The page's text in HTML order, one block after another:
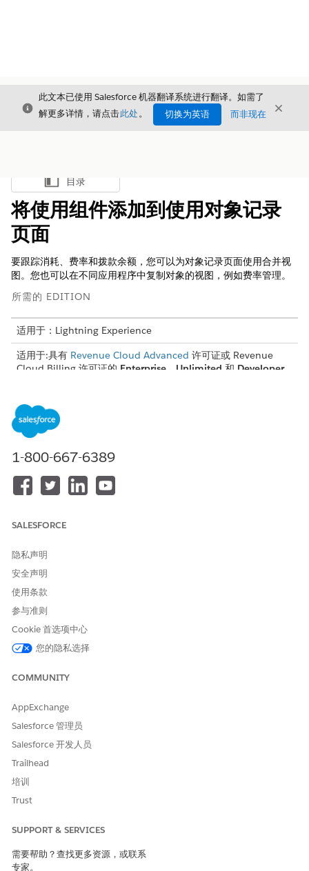
关闭
此文本已使用 Salesforce 机器翻译系统进行翻译。如需了
解更多详情，请点击此处。 切换为英语 而非现在 关闭
显示目录
目录
将使用组件添加到使用对象记录
页面
要跟踪消耗、费率和拨款余额，您可以为对象记录页面使用合并视
图。您也可以在不同应用程序中复制对象的视图，例如费率管理。
所需的 EDITION
适用于：Lightning Experience
适用于:具有 Revenue Cloud Advanced 许可证或 Revenue
Cloud Billing 许可证的 Enterprise Unlimited 和 Developer
要在 Lightning 应用程序生成
器中编辑页面布局：
从“设置”中，在快速查找框中输入
器 ，然后选择 Lightning 应用程序生成器
您可以选择客户、资产、合同或自定义绑定对象记录页面。
件并将其拖放到记录页面布局。
使用率
使用资助详细信息
源资产详细信息
承诺关系详细信息
受管资产
保存更改。
定义选项卡
1-800-667-6389
SALESFORCE
隐私声明
安全声明
使用条款
参与准则
Cookie 首选项中心
您的隐私选择
COMMUNITY
AppExchange
Salesforce 管理员
Salesforce 开发人员
Trailhead
培训
Trust
SUPPORT & SERVICES
需要帮助？查找更多资源，或联系
专家。